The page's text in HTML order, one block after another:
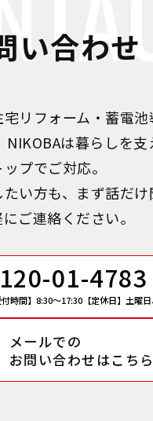
い合わせ
リフォーム・蓄電池
NIKOBAは暮らしを支
プでご対応。
たい方も、まず話だけ
ご連絡ください。
01-4783
付時間】8:30～17:30 【定休日】土曜
メールでの
お問い合わせはこちら